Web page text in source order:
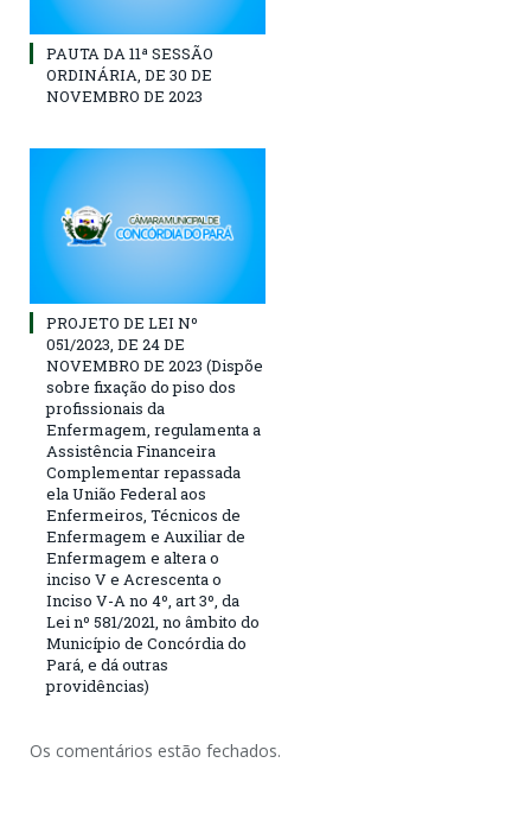
PAUTA DA 11ª SESSÃO
ORDINÁRIA, DE 30 DE
NOVEMBRO DE 2023
PROJETO DE LEI Nº
051/2023, DE 24 DE
NOVEMBRO DE 2023 (Dispõe
sobre fixação do piso dos
profissionais da
Enfermagem, regulamenta a
Assistência Financeira
Complementar repassada
ela União Federal aos
Enfermeiros, Técnicos de
Enfermagem e Auxiliar de
Enfermagem e altera o
inciso V e Acrescenta o
Inciso V-A no 4º, art 3º, da
Lei nº 581/2021, no âmbito do
Município de Concórdia do
Pará, e dá outras
providências)
Os comentários estão fechados.